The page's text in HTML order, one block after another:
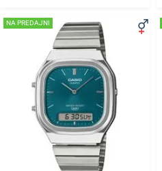
NA PREDAJNI